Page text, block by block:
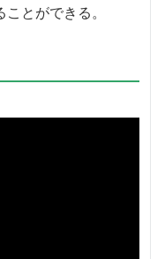
とができる。